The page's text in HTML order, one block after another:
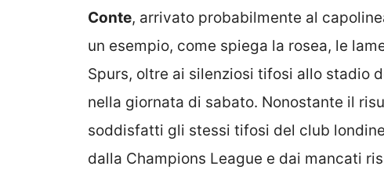
Conte, arrivato probabilmente al
un esempio, come spiega la rosea, le
Spurs, oltre ai silenziosi tifosi allo stadio
nella giornata di sabato. Nonostante il
soddisfatti gli stessi tifosi del club
dalla Champions League e dai mancati